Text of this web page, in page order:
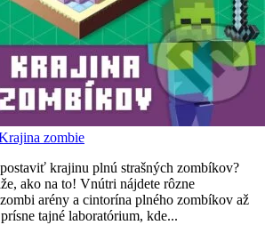
zombie
krajinu plnú strašných zombíkov?
ako na to! Vnútri nájdete rôzne
arény a cintorína plného zombíkov až
tajné laboratórium, kde...